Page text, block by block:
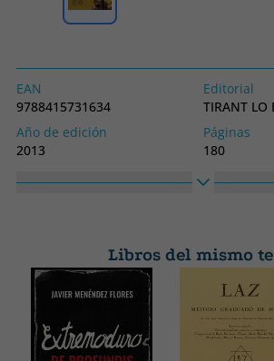
EAN
9788415731634
Editorial
TIRANT LO
Año de edición
2013
Páginas
180
Colección
Libros del mismo